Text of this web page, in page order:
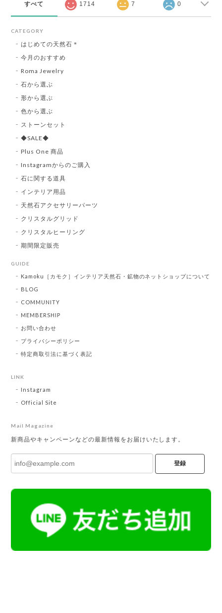
すべて 1714 7 0
CATEGORY
はじめての天然石＊
今月のおすすめ
Roma Jewelry
石から選ぶ
形から選ぶ
色から選ぶ
ストーンセット
◆SALE◆
Plus One 商品
Instagramからのご購入
石に関する道具
インテリア用品
天然石アクセサリーパーツ
クリスタルグリッド
クリスタルヒーリング
期間限定販売
GUIDE
Kamoku［カモク］インテリア天然石・鉱物のネットショップについて
BLOG
COMMUNITY
MEMBERSHIP
お問い合わせ
プライバシーポリシー
特定商取引法に基づく表記
LINK
Instagram
Official Site
Mail Magazine
新商品やキャンペーンなどの最新情報をお届けいたします。
登録